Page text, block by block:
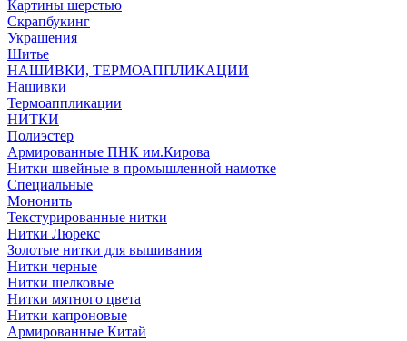
Картины шерстью
Скрапбукинг
Украшения
Шитье
НАШИВКИ, ТЕРМОАППЛИКАЦИИ
Нашивки
Термоаппликации
НИТКИ
Полиэстер
Армированные ПНК им.Кирова
Нитки швейные в промышленной намотке
Специальные
Мононить
Текстурированные нитки
Нитки Люрекс
Золотые нитки для вышивания
Нитки черные
Нитки шелковые
Нитки мятного цвета
Нитки капроновые
Армированные Китай